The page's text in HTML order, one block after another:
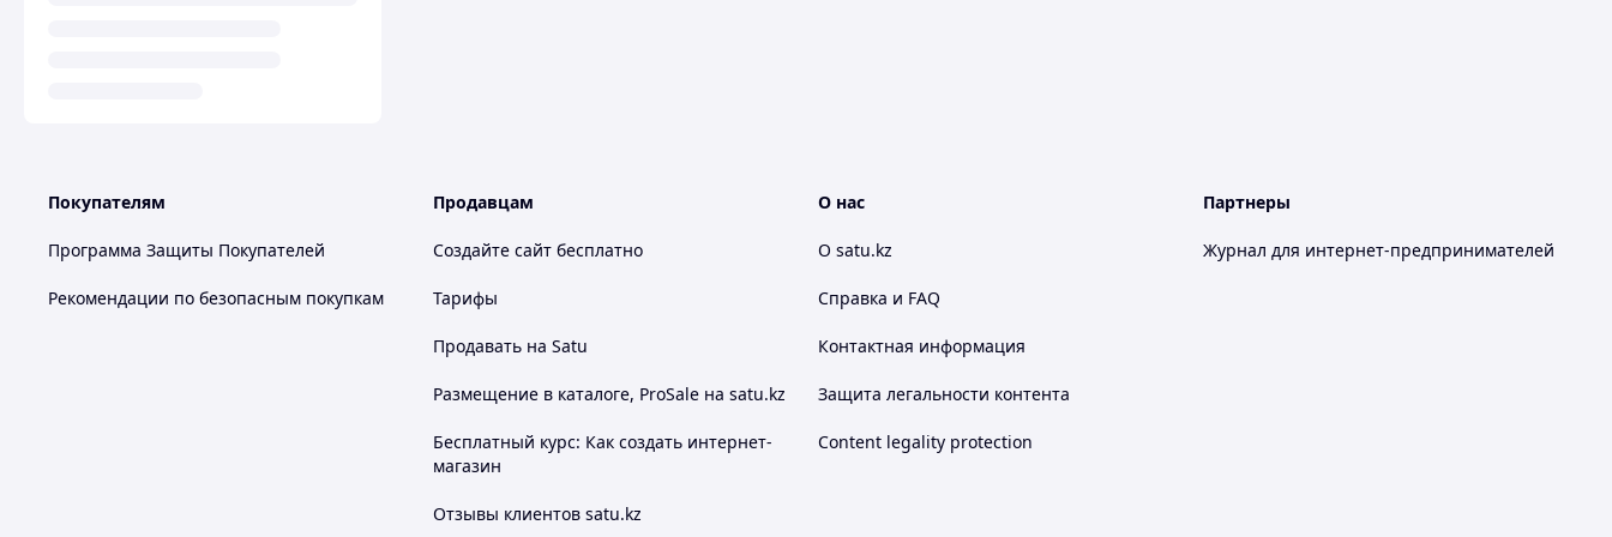
Покупателям
Программа Защиты Покупателей
Рекомендации по безопасным покупкам
Продавцам
Создайте сайт бесплатно
Тарифы
Продавать на Satu
Размещение в каталоге, ProSale на satu.kz
Бесплатный курс: Как создать интернет-
магазин
Отзывы клиентов satu.kz
О нас
О satu.kz
Справка и FAQ
Контактная информация
Защита легальности контента
Content legality protection
Партнеры
Журнал для интернет-предпринимателей